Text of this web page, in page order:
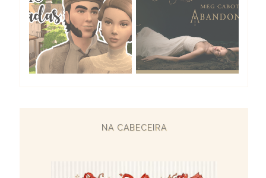
NA CABECEIRA